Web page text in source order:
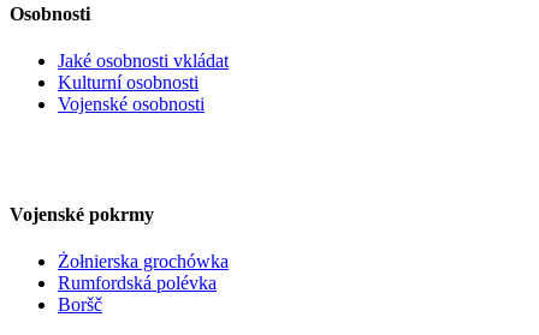
Osobnosti
Jaké osobnosti vkládat
Kulturní osobnosti
Vojenské osobnosti
Vojenské pokrmy
Żołnierska grochówka
Rumfordská polévka
Boršč